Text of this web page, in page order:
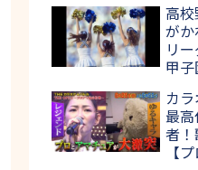
高
が
リ
甲子
カ
最
者
【